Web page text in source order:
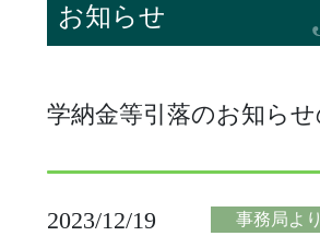
お知らせ
学納金等引落のお知ら
2023/12/19 事務局より